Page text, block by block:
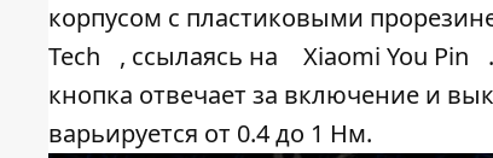
корпусом с пластиковыми
Tech
, ссылаясь на Xiaomi You Pin
кнопка отвечает за включение и
варьируется от 0.4 до 1 Нм.